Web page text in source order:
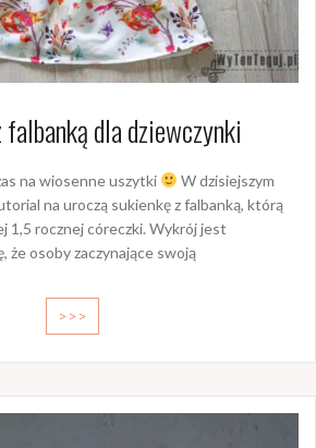
falbanką dla dziewczynki
na wiosenne uszytki
W dzisiejszym
na uroczą sukienkę z falbanką, którą
1,5 rocznej córeczki. Wykrój jest
że osoby zaczynające swoją
>>>